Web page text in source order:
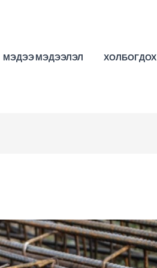
МЭДЭЭ МЭДЭЭЛЭЛ ХОЛБОГДОХ